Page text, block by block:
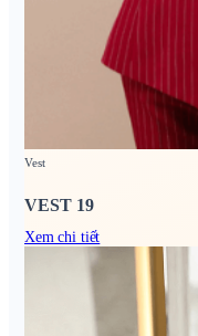
Vest
VEST 19
Xem chi tiết